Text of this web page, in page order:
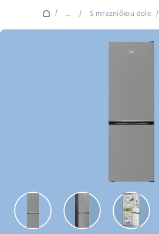
/ ... / S mrazničkou dole /